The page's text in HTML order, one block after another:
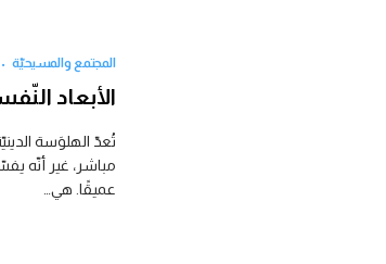
المجتمع والمسيحيّة
الأبعاد
تُعدّ الهلوَسة
مباشر، غير أنّه
عميقًا. هي…